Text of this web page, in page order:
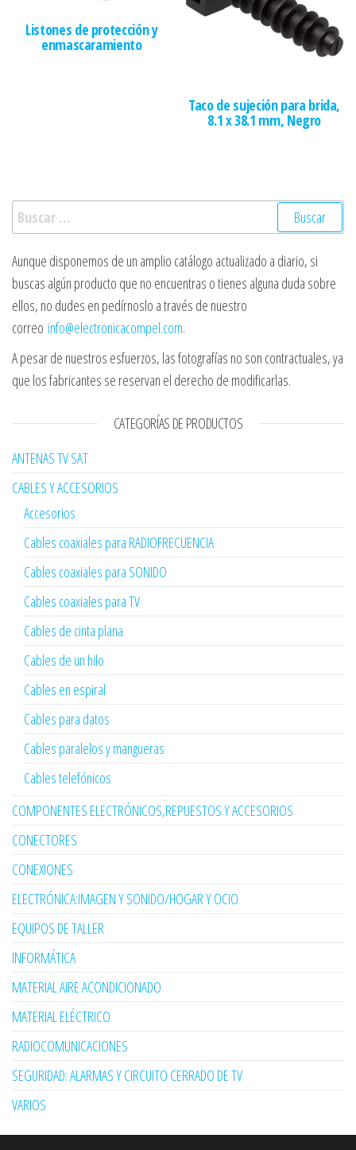
Listones de protección y
enmascaramiento
Taco de sujeción para brida,
8.1 x 38.1 mm, Negro
Buscar:
Aunque disponemos de un amplio catálogo actualizado a diario, si
buscas algún producto que no encuentras o tienes alguna duda sobre
ellos, no dudes en pedírnoslo a través de nuestro
correo info@electronicacompel.com.
A pesar de nuestros esfuerzos, las fotografías no son contractuales, ya
que los fabricantes se reservan el derecho de modificarlas.
CATEGORÍAS DE PRODUCTOS
ANTENAS TV SAT
CABLES Y ACCESORIOS
Accesorios
Cables coaxiales para RADIOFRECUENCIA
Cables coaxiales para SONIDO
Cables coaxiales para TV
Cables de cinta plana
Cables de un hilo
Cables en espiral
Cables para datos
Cables paralelos y mangueras
Cables telefónicos
COMPONENTES ELECTRÓNICOS,REPUESTOS Y ACCESORIOS
CONECTORES
CONEXIONES
ELECTRÓNICA:IMAGEN Y SONIDO/HOGAR Y OCIO
EQUIPOS DE TALLER
INFORMÁTICA
MATERIAL AIRE ACONDICIONADO
MATERIAL ELÉCTRICO
RADIOCOMUNICACIONES
SEGURIDAD: ALARMAS Y CIRCUITO CERRADO DE TV
VARIOS